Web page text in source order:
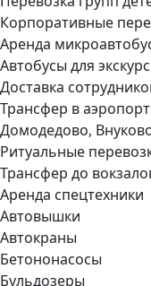
Корпоративные
Аренда
Автобусы для
Доставка
Трансфер в
Домодедово,
Ритуальные
Трансфер до
Аренда спецтехники
Автовышки
Автокраны
Бетононасосы
Бульдозеры